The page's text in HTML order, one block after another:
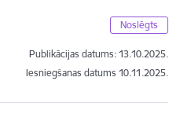
Noslēgts
Publikācijas datums: 13.10.2025.
Iesniegšanas datums 10.11.2025.